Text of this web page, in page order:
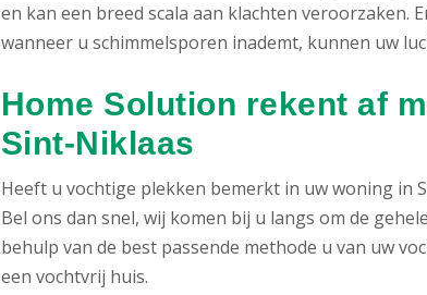
en kan een breed scala aan klachten veroorzaken.
wanneer u schimmelsporen inademt, kunnen uw
Home Solution rekent af
Sint-Niklaas
Heeft u vochtige plekken bemerkt in uw woning in
Bel ons dan snel, wij komen bij u langs om de
behulp van de best passende methode u van uw
een vochtvrij huis.